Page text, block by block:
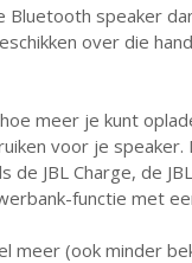
speaker
over die
meer je kunt
voor je
de JBL Charge, de
functie met
meer (ook minder